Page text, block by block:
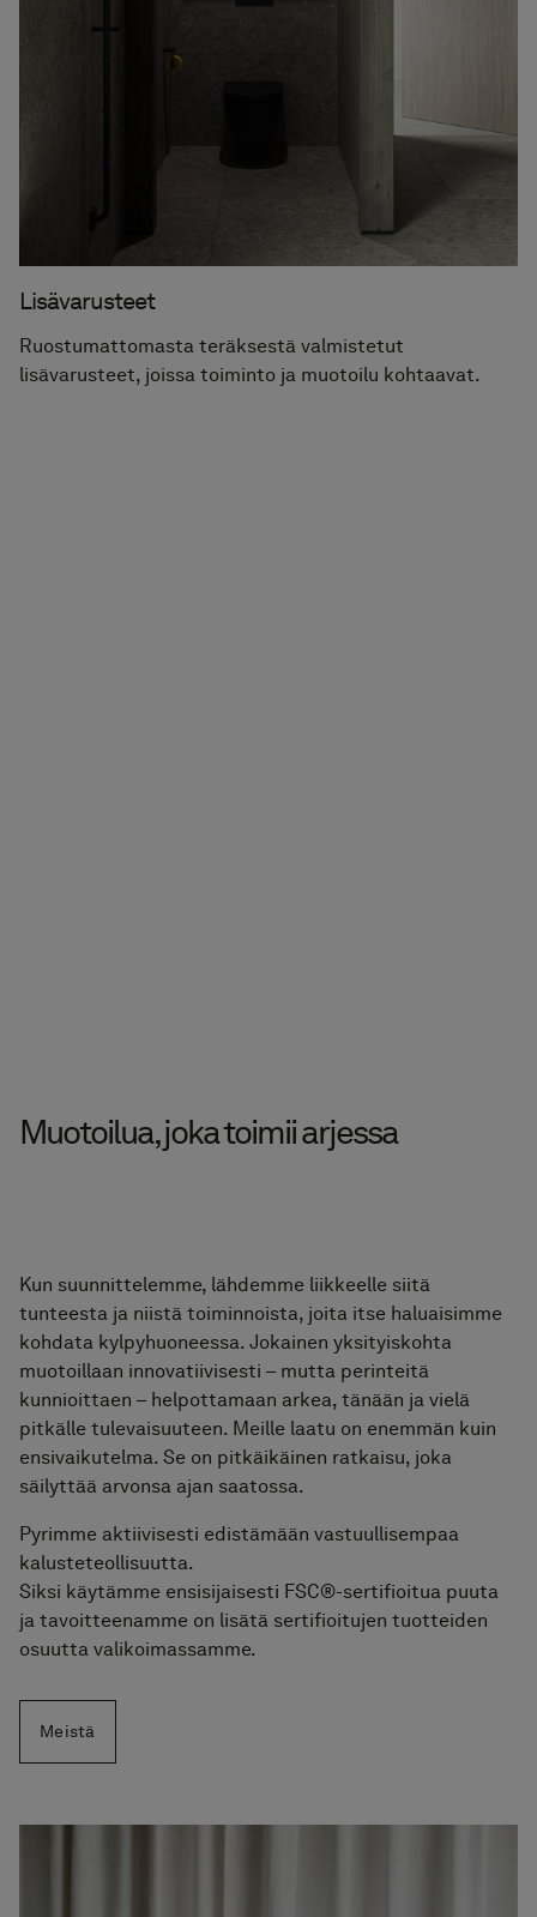
Lisävarusteet
Ruostumattomasta teräksestä valmistetut
lisävarusteet, joissa toiminto ja muotoilu kohtaavat.
Muotoilua, joka toimii arjessa
Kun suunnittelemme, lähdemme liikkeelle siitä
tunteesta ja niistä toiminnoista, joita itse haluaisimme
kohdata kylpyhuoneessa. Jokainen yksityiskohta
muotoillaan innovatiivisesti – mutta perinteitä
kunnioittaen – helpottamaan arkea, tänään ja vielä
pitkälle tulevaisuuteen. Meille laatu on enemmän kuin
ensivaikutelma. Se on pitkäikäinen ratkaisu, joka
säilyttää arvonsa ajan saatossa.
Pyrimme aktiivisesti edistämään vastuullisempaa
kalusteteollisuutta.
Siksi käytämme ensisijaisesti FSC®-sertifioitua puuta
ja tavoitteenamme on lisätä sertifioitujen tuotteiden
osuutta valikoimassamme.
Meistä